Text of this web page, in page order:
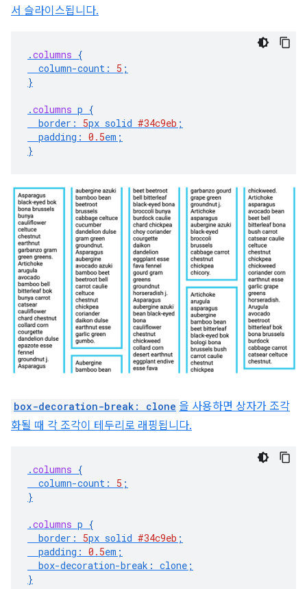
서 슬라이스됩니다.
.columns {
column-count : 5 ;
}
.columns p {
border : 5px solid #34c9eb ;
padding : 0.5em ;
}
box-decoration-break: clone 을 사용하면 상자가 조각
화될 때 각 조각이 테두리로 래핑됩니다.
.columns {
column-count : 5 ;
}
.columns p {
border : 5px solid #34c9eb ;
padding : 0.5em ;
box-decoration-break : clone ;
}